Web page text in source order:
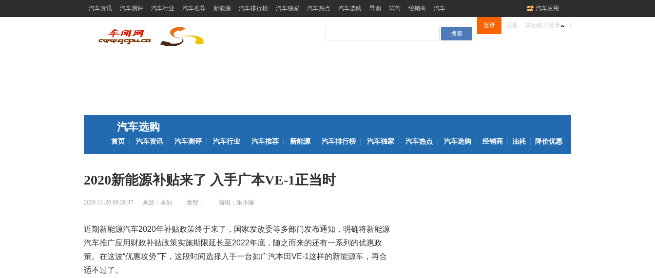
汽车资讯 汽车测评 汽车行业 汽车推荐 新能源 汽车排行榜 汽车独家 汽车热点 汽车选购 导购 试驾 经销商 汽车 汽车应用
登录 注册 其他账号登录
汽车选购
首页 汽车资讯 汽车测评 汽车行业 汽车推荐 新能源 汽车排行榜 汽车独家 汽车热点 汽车选购 经销商 油耗 降价优惠
2020新能源补贴来了 入手广本VE-1正当时
2020-11-20 09:28:37 来源： 未知 类型： 编辑：乐小编
近期新能源汽车2020年补贴政策终于来了，国家发改委等多部门发布通知，明确将新能源
汽车推广应用财政补贴政策实施期限延长至2022年底，随之而来的还有一系列的优惠政
策。在这波“优惠攻势”下，这段时间选择入手一台如广汽本田VE-1这样的新能源车，再合
适不过了。